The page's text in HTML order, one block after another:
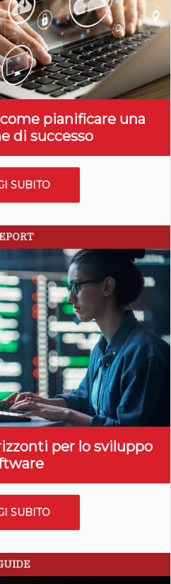
pianificare una
di successo
SUBITO
per lo sviluppo
SUBITO